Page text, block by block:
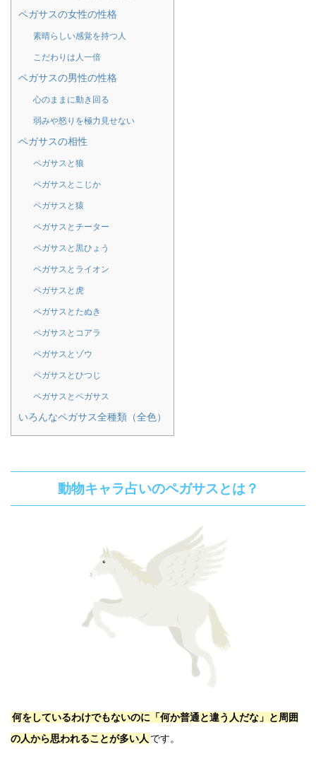
ペガサスの女性の性格
素晴らしい感覚を持つ人
こだわりは人一倍
ペガサスの男性の性格
心のままに動き回る
弱みや怒りを極力見せない
ペガサスの相性
ペガサスと狼
ペガサスとこじか
ペガサスと猿
ペガサスとチーター
ペガサスと黒ひょう
ペガサスとライオン
ペガサスと虎
ペガサスとたぬき
ペガサスとコアラ
ペガサスとゾウ
ペガサスとひつじ
ペガサスとペガサス
いろんなペガサス全種類（全色）
動物キャラ占いのペガサスとは？
何をしているわけでもないのに「何か普通と違う人だな」と周囲
の人から思われることが多い人 です。